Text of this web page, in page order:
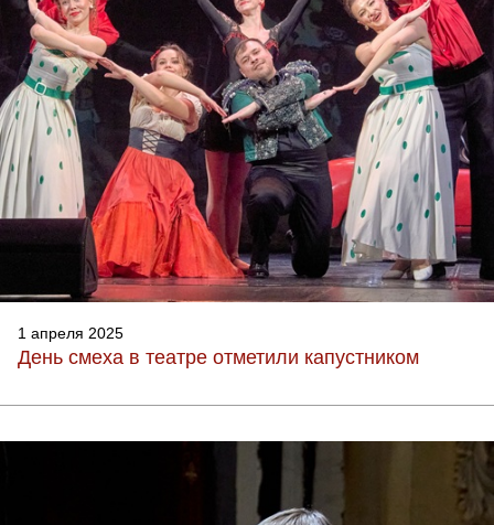
1 апреля 2025
День смеха в театре отметили капустником